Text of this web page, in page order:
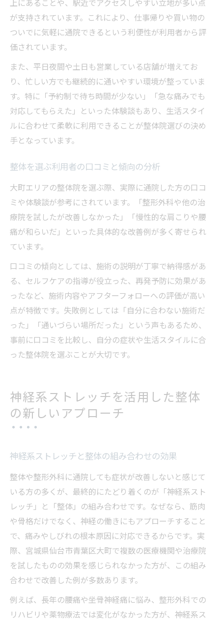
上にあることや、駅近でアクセスしやすい立地が多い点
が支持されています。これにより、仕事帰りや買い物の
ついでに気軽に通院できるという利便性が利用者から評
価されています。
また、平日夜間や土日も営業している店舗が増えてお
り、忙しい方でも継続的に通いやすい環境が整っていま
す。特に「予約制で待ち時間が少ない」「急な痛みでも
対応してもらえた」といった体験談もあり、生活スタイ
ルに合わせて柔軟に利用できることが整体院選びの決め
手となっています。
整体を選ぶ利用者の口コミと傾向の分析
大町エリアの整体院を選ぶ際、実際に通院した方の口コ
ミや体験談が参考にされています。「整形外科や他の治
療院を試したが改善しなかった」「慢性的な肩こりや腰
痛が和らいだ」といった具体的な改善例が多く寄せられ
ています。
口コミの傾向としては、施術の説明が丁寧で納得感があ
る、セルフケアの指導が役立った、再発予防に効果があ
ったなど、施術内容やアフターフォローへの評価が高い
点が特徴です。失敗例としては「自分に合わない施術だ
った」「通いづらい場所だった」という声もあるため、
事前に口コミを比較し、自分の症状や生活スタイルに合
った整体院を選ぶことが大切です。
神経系ストレッチを活用した整体
の新しいアプローチ
神経系ストレッチと整体の組み合わせの効果
整体や整形外科に通院しても症状が改善しないと感じて
いる方の多くが、最終的にたどり着くのが「神経系スト
レッチ」と「整体」の組み合わせです。なぜなら、筋肉
や骨格だけでなく、神経の働きにもアプローチすること
で、痛みやしびれの根本原因に対応できるからです。実
際、宮城県仙台市青葉区大町で複数の医療機関や治療院
を試したものの効果を感じられなかった方が、この組み
合わせで改善した例が多数あります。
例えば、長年の腰痛や坐骨神経痛に悩み、整形外科での
リハビリや薬物療法では変化がなかった方が、神経系ス